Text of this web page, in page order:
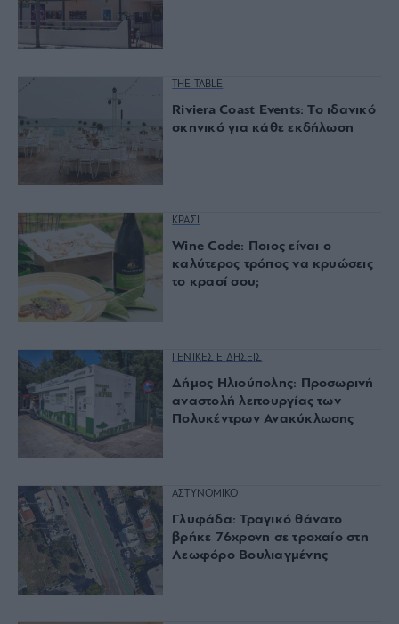
THE TABLE
Riviera Coast Events: Το ιδανικό
σκηνικό για κάθε εκδήλωση
ΚΡΑΣΙ
Wine Code: Ποιος είναι ο
καλύτερος τρόπος να κρυώσεις
το κρασί σου;
ΓΕΝΙΚΕΣ ΕΙΔΗΣΕΙΣ
Δήμος Ηλιούπολης: Προσωρινή
αναστολή λειτουργίας των
Πολυκέντρων Ανακύκλωσης
ΑΣΤΥΝΟΜΙΚΟ
Γλυφάδα: Τραγικό θάνατο
βρήκε 76χρονη σε τροχαίο στη
Λεωφόρο Βουλιαγμένης